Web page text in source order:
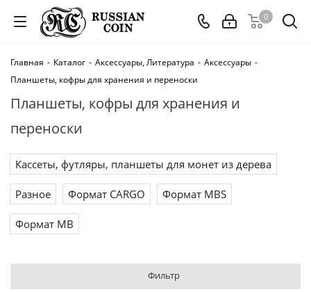
0
Главная - Каталог - Аксессуары, Литература - Аксессуары -
Планшеты, кофры для хранения и переноски
Планшеты, кофры для хранения и
переноски
Кассеты, футляры, планшеты для монет из дерева
Разное Формат CARGO Формат MBS
Формат МВ
Фильтр